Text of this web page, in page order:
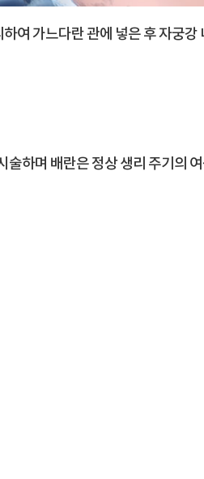
여 가느다란 관에 넣은 후 자궁
하며 배란은 정상 생리 주기의